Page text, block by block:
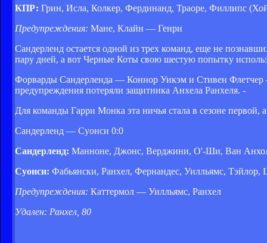
КПР: Грин, Исла, Колкер, Фердинанд, Траоре, Филлипс
Предупреждения: Мане, Клайн — Генри
Сандерленд остается одной из трех команд, еще не
пару дней, а вот Черные Коты свою шестую попытку
Форварды Сандерленда — Коннор Уикэм и Стивен Флетчер
предупреждения потеряли защитника Анхела Ранхеля. -
Для команды Гарри Монка эта ничья стала в сезоне первой,
Сандерленд — Суонси 0:0
Сандерленд: Манноне, Джонс, Верджини, О'-Ши, Ван
Суонси: Фабьянски, Ранхел, Фернандес, Уилльямс,
Предупреждения: Каттермол — Уилльямс, Ранхел
Удален: Ранхел, 80